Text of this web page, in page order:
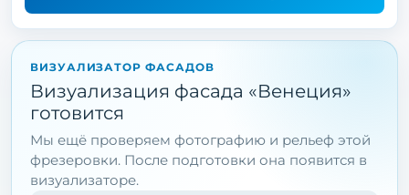
ВИЗУАЛИЗАТОР ФАСАДОВ
Визуализация фасада «Венеция»
готовится
Мы ещё проверяем фотографию и рельеф этой
фрезеровки. После подготовки она появится в
визуализаторе.